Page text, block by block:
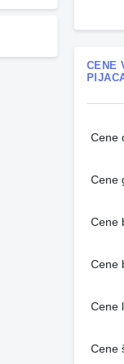
CENE
Cene
Cene
Cene
Cene
Cene
Cene